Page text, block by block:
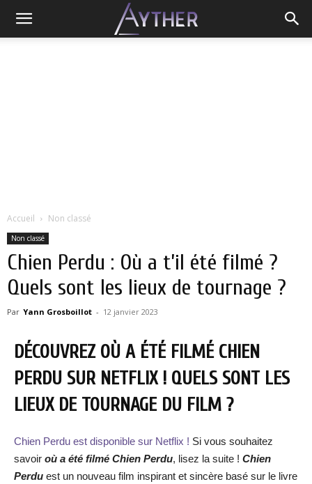
Accueil Non classé
Non classé
Chien Perdu : Où a t’il été filmé ?
Quels sont les lieux de tournage ?
Par Yann Grosboillot - 12 janvier 2023
DÉCOUVREZ OÙ A ÉTÉ FILMÉ CHIEN
PERDU SUR NETFLIX ! QUELS SONT LES
LIEUX DE TOURNAGE DU FILM ?
Chien Perdu est disponible sur Netflix ! Si vous souhaitez
savoir où a été filmé Chien Perdu, lisez la suite ! Chien
Perdu est un nouveau film inspirant et sincère basé sur le livre